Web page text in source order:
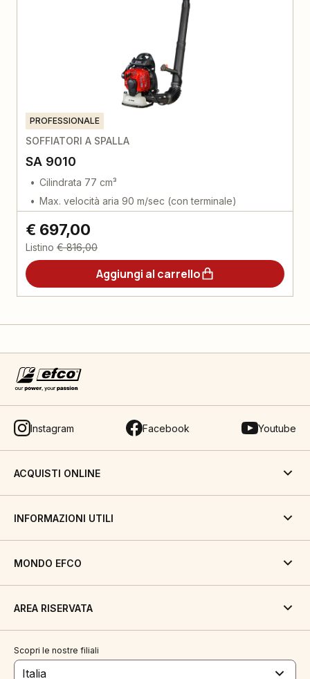
PROFESSIONALE
SOFFIATORI A SPALLA
SA 9010
Cilindrata 77 cm³
Max. velocità aria 90 m/sec (con terminale)
€ 697,00
Listino € 816,00
Aggiungi al carrello
Instagram Facebook Youtube
ACQUISTI ONLINE
INFORMAZIONI UTILI
MONDO EFCO
AREA RISERVATA
Scopri le nostre filiali
Italia